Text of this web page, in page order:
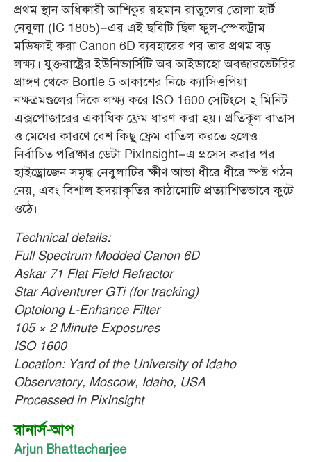
প্রথম স্থান অধিকারী আশিকুর রহমান রাতুলের তোলা হার্ট
নেবুলা (IC 1805)–এর এই ছবিটি ছিল ফুল-স্পেকট্রাম
মডিফাই করা Canon 6D ব্যবহারের পর তার প্রথম বড়
লক্ষ্য। যুক্তরাষ্ট্রের ইউনিভার্সিটি অব আইডাহো অবজারভেটরির
প্রাঙ্গণ থেকে Bortle 5 আকাশের নিচে ক্যাসিওপিয়া
নক্ষত্রমণ্ডলের দিকে লক্ষ্য করে ISO 1600 সেটিংসে ২ মিনিট
এক্সপোজারের একাধিক ফ্রেম ধারণ করা হয়। প্রতিকূল বাতাস
ও মেঘের কারণে বেশ কিছু ফ্রেম বাতিল করতে হলেও
নির্বাচিত পরিষ্কার ডেটা PixInsight–এ প্রসেস করার পর
হাইড্রোজেন সমৃদ্ধ নেবুলাটির ক্ষীণ আভা ধীরে ধীরে স্পষ্ট গঠন
নেয়, এবং বিশাল হৃদয়াকৃতির কাঠামোটি প্রত্যাশিতভাবে ফুটে
ওঠে।
Technical details:
Full Spectrum Modded Canon 6D
Askar 71 Flat Field Refractor
Star Adventurer GTi (for tracking)
Optolong L-Enhance Filter
105 × 2 Minute Exposures
ISO 1600
Location: Yard of the University of Idaho
Observatory, Moscow, Idaho, USA
Processed in PixInsight
রানার্স-আপ
Arjun Bhattacharjee